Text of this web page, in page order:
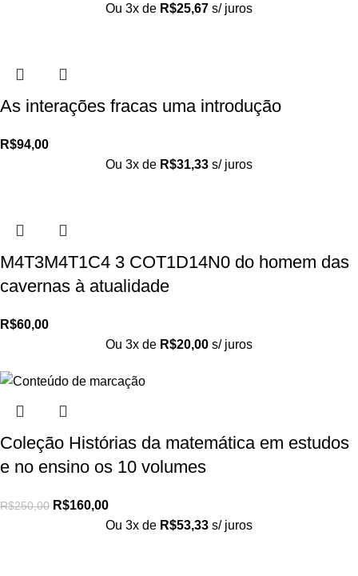
Ou 3x de R$25,67 s/ juros
As interações fracas uma introdução
R$94,00
Ou 3x de R$31,33 s/ juros
M4T3M4T1C4 3 COT1D14N0 do homem das
cavernas à atualidade
R$60,00
Ou 3x de R$20,00 s/ juros
Coleção Histórias da matemática em estudos
e no ensino os 10 volumes
R$250,00 R$160,00
Ou 3x de R$53,33 s/ juros